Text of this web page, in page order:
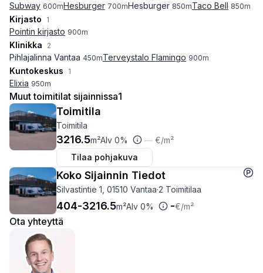
Subway 600mHesburger 700mHesburger 850mTaco Bell 850m
Kirjasto 1
Pointin kirjasto 900m
Klinikka 2
Pihlajalinna Vantaa 450mTerveystalo Flamingo 900m
Kuntokeskus 1
Elixia 950m
Muut toimitilat sijainnissa1
Toimitila
Toimitila
3216.5m²Alv 0% — €/m²
Tilaa pohjakuva
Koko Sijainnin Tiedot
Silvastintie 1, 01510 Vantaa·2 Toimitilaa
404-3216.5m²Alv 0% -€/m²
Ota yhteyttä